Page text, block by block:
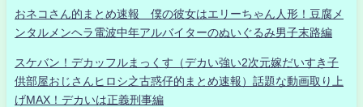
おネコさん的まとめ速報 僕の彼女はエリーちゃん人形！豆腐メ
ンタルメンヘラ電波中年アルバイターのぬいぐるみ男子末路編
スケバン！デカッフルまっくす（デカい強い2次元嫁だいすき子
供部屋おじさんヒロシ之古惑仔的まとめ速報）話題な動画取り上
げMAX！デカいは正義刑事編